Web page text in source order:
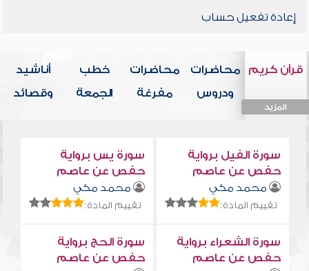
إعادة تفعيل حساب
قرآن كريم
المزيد
محاضرات
ودروس
محاضرات
مفرغة
خطب
الجمعة
أناشيد
وقصائد
سورة الفيل برواية
حفص عن عاصم
محمد مكي
تقييم المادة:
سورة يس برواية
حفص عن عاصم
محمد مكي
تقييم المادة:
سورة الشعراء برواية
حفص عن عاصم
سورة الحج برواية
حفص عن عاصم